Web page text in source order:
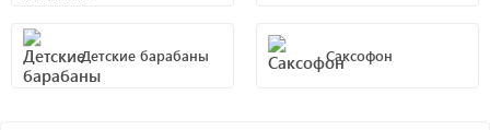
Детские барабаны Саксофон